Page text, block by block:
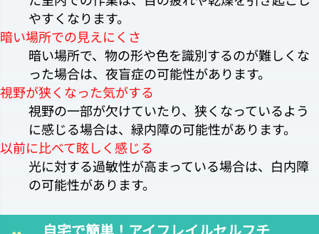
やすくなります。
暗い場所での見えにくさ
暗い場所で、物の形や色を識別するのが難しくな
った場合は、夜盲症の可能性があります。
視野が狭くなった気がする
視野の一部が欠けていたり、狭くなっているよう
に感じる場合は、緑内障の可能性があります。
以前に比べて眩しく感じる
光に対する過敏性が高まっている場合は、白内障
の可能性があります。
自宅で簡単！アイフレイルセルフチ